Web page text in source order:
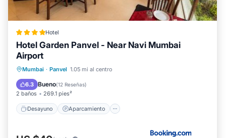
Hotel
Hotel Garden Panvel - Near Navi Mumbai
Airport
Mumbai · Panvel 1.05 mi al centro
6.3 Bueno(12 Reseñas)
2 baños 269.1 pies²
Desayuno Aparcamiento
Desayuno
Aparcamiento
Balcón/Terraza